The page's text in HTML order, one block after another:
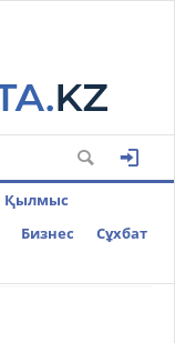
Қылмыс
Бизнес
Cұхбат